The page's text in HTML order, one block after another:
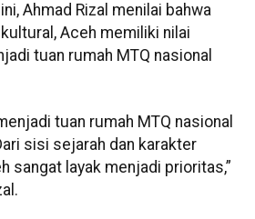
Ahmad Rizal menilai bahwa
Aceh memiliki nilai
tuan rumah MTQ nasional
tuan rumah MTQ nasional
sisi sejarah dan karakter
sangat layak menjadi prioritas,”